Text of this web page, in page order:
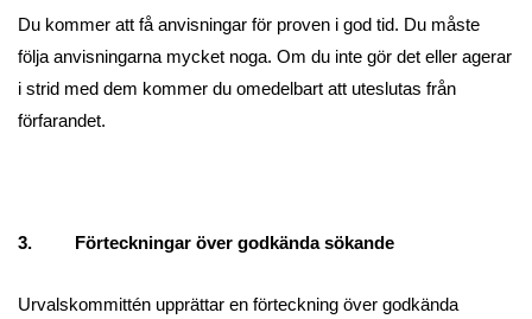
Du kommer att få anvisningar för proven i god tid. Du måste
följa anvisningarna mycket noga. Om du inte gör det eller agerar
i strid med dem kommer du omedelbart att uteslutas från
förfarandet.
3. Förteckningar över godkända sökande
Urvalskommittén upprättar en förteckning över godkända